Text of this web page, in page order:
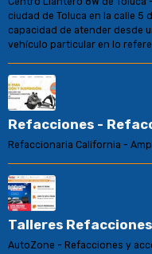
ciudad de Toluca en la calle 5
capacidad de atender desde
vehículo particular en lo
Refacciones -
Refaccionaria California -
Talleres
AutoZone - Refacciones y